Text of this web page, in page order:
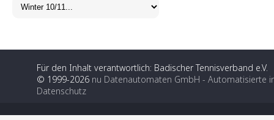
Für den Inhalt verantwortlich: Badischer Tennisverband e.V.
© 1999-2026 nu Datenautomaten GmbH - Automatisierte
Datenschutz